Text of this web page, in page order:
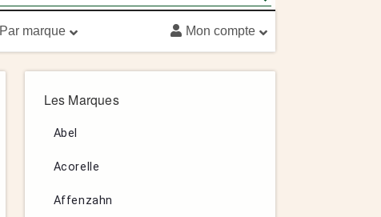
Par marque Mon compte
Les Marques
Abel
Acorelle
Affenzahn